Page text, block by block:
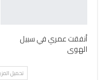
أنفقت عمري في سبيل
الهوى
تحميل